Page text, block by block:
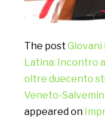
The post
Latina: Incontro
oltre duecento
Veneto-
appeared on